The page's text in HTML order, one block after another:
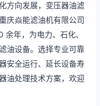
方向发展，变压器油滤
庆焱能滤油机有限公司
年，为电力、石化、
油设备。选择专业可靠
安全运行、延长设备寿
油处理技术方案，欢迎